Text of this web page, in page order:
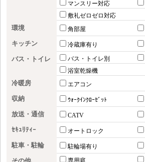
マンスリー対応
敷礼ゼロゼロ対応
環境 角部屋
キッチン 冷蔵庫有り
バス・トイレ バス・トイレ別
浴室乾燥機
冷暖房 エアコン
収納 ｳｫｰｸｲﾝｸﾛｰｾﾞｯﾄ
放送・通信 CATV
ｾｷｭﾘﾃｨｰ オートロック
駐車・駐輪 駐輪場有り
専用庭